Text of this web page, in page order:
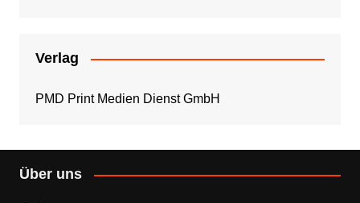
Verlag
PMD Print Medien Dienst GmbH
Über uns